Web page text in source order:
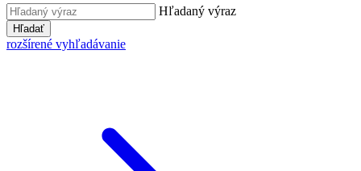
Hľadaný výraz
Hľadať
rozšírené vyhľadávanie